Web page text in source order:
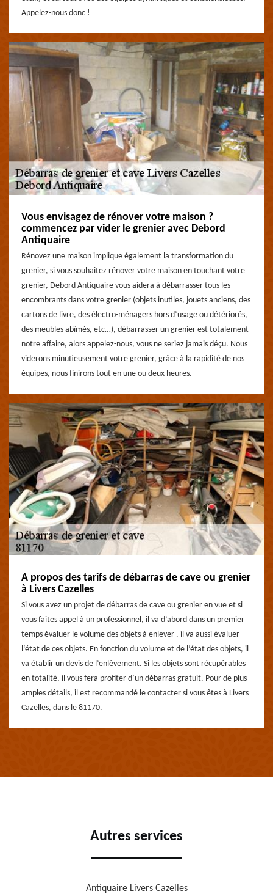
Appelez-nous donc !
Vous envisagez de rénover votre maison ?
commencez par vider le grenier avec Debord
Antiquaire
Rénovez une maison implique également la transformation du
grenier, si vous souhaitez rénover votre maison en touchant votre
grenier, Debord Antiquaire vous aidera à débarrasser tous les
encombrants dans votre grenier (objets inutiles, jouets anciens, des
cartons de livre, des électro-ménagers hors d’usage ou détériorés,
des meubles abîmés, etc…), débarrasser un grenier est totalement
notre affaire, alors appelez-nous, vous ne seriez jamais déçu. Nous
viderons minutieusement votre grenier, grâce à la rapidité de nos
équipes, nous finirons tout en une ou deux heures.
A propos des tarifs de débarras de cave ou grenier
à Livers Cazelles
Si vous avez un projet de débarras de cave ou grenier en vue et si
vous faites appel à un professionnel, il va d’abord dans un premier
temps évaluer le volume des objets à enlever . il va aussi évaluer
l‘état de ces objets. En fonction du volume et de l’état des objets, il
va établir un devis de l’enlèvement. Si les objets sont récupérables
en totalité, il vous fera profiter d’un débarras gratuit. Pour de plus
amples détails, il est recommandé le contacter si vous êtes à Livers
Cazelles, dans le 81170.
Autres services
Antiquaire Livers Cazelles